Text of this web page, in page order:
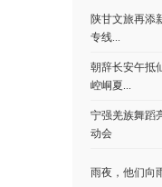
陕甘文旅再添
专线...
朝辞长安午抵
崆峒夏...
宁强羌族舞蹈
动会
雨夜，他们向